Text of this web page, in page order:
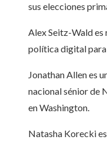
sus elecciones
Alex Seitz-Wald
política digital
Jonathan Allen es
nacional sénior de
en Washington.
Natasha Korecki